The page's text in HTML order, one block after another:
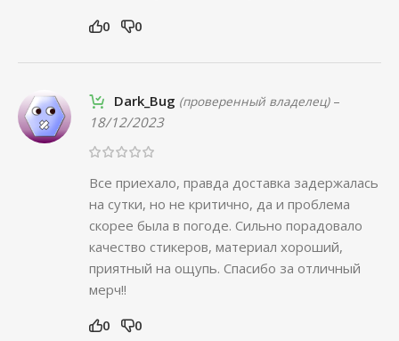
0 0
Dark_Bug (проверенный владелец) –
18/12/2023
Все приехало, правда доставка задержалась
на сутки, но не критично, да и проблема
скорее была в погоде. Сильно порадовало
качество стикеров, материал хороший,
приятный на ощупь. Спасибо за отличный
мерч!!
0 0